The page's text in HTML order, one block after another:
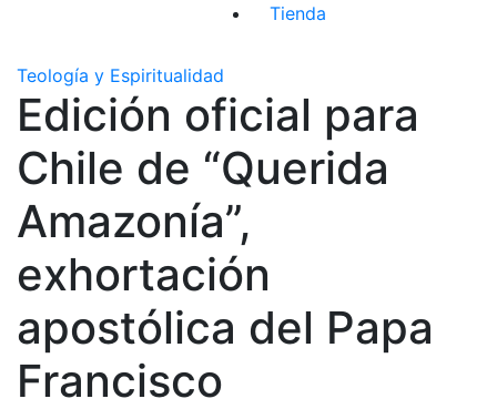
Tienda
Teología y Espiritualidad
Edición oficial para
Chile de “Querida
Amazonía”,
exhortación
apostólica del Papa
Francisco